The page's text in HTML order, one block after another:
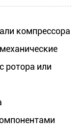
компрессора
ротора или